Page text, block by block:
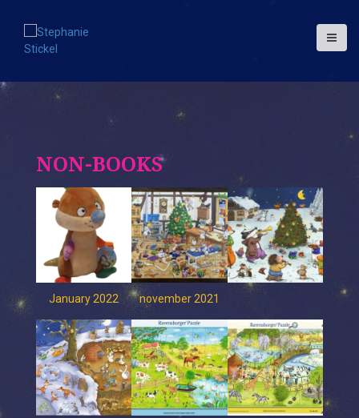
o
NON-BOOKS
January 2022 november 2021